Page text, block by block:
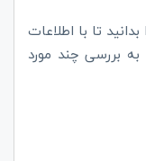
تا با اطلاعات
به بررسی چند مورد